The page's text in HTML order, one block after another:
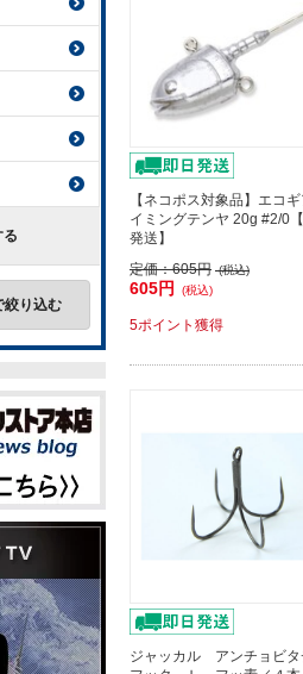
【ネコポス対象品】エコ
イミングテンヤ 20g #2/0
発送】
定価：605円 (税込)
605円 (税込)
5ポイント獲得
ジャッカル アンチョビタ
る
絞り込む